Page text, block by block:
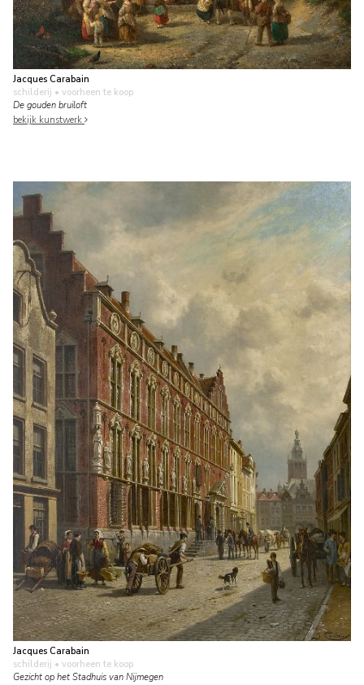
Jacques Carabain
schilderij • voorheen te koop
De gouden bruiloft
bekijk kunstwerk
Jacques Carabain
schilderij • voorheen te koop
Gezicht op het Stadhuis van Nijmegen